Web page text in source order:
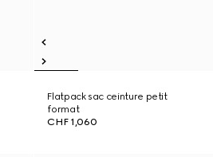
Flatpack sac ceinture petit
format
CHF 1,060